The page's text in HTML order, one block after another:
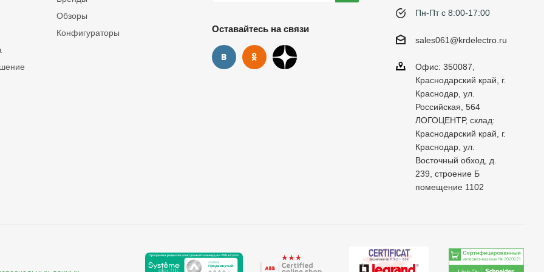
Обзоры
Конфигураторы
Оставайтесь на связи
Пн-Пт с 8:00-17:00
sales061@krdelectro.ru
Офис: 350087,
Краснодарский край, г.
Краснодар, ул.
Российская, 564
ЛОГОЦЕНТР, склад:
Краснодарский край, г.
Краснодар, ул.
Восточный обход, д.
239, строение Б
помещение 1102